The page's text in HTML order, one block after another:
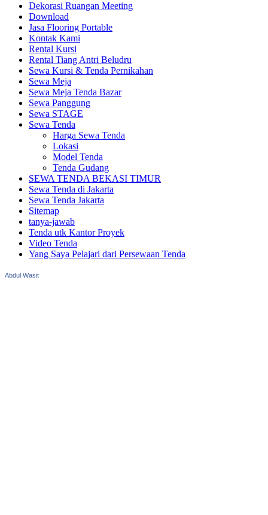
Dekorasi Ruangan Meeting
Download
Jasa Flooring Portable
Kontak Kami
Rental Kursi
Rental Tiang Antri Beludru
Sewa Kursi & Tenda Pernikahan
Sewa Meja
Sewa Meja Tenda Bazar
Sewa Panggung
Sewa STAGE
Sewa Tenda
Harga Sewa Tenda
Lokasi
Model Tenda
Tenda Gudang
SEWA TENDA BEKASI TIMUR
Sewa Tenda di Jakarta
Sewa Tenda Jakarta
Sitemap
tanya-jawab
Tenda utk Kantor Proyek
Video Tenda
Yang Saya Pelajari dari Persewaan Tenda
Abdul Wasit